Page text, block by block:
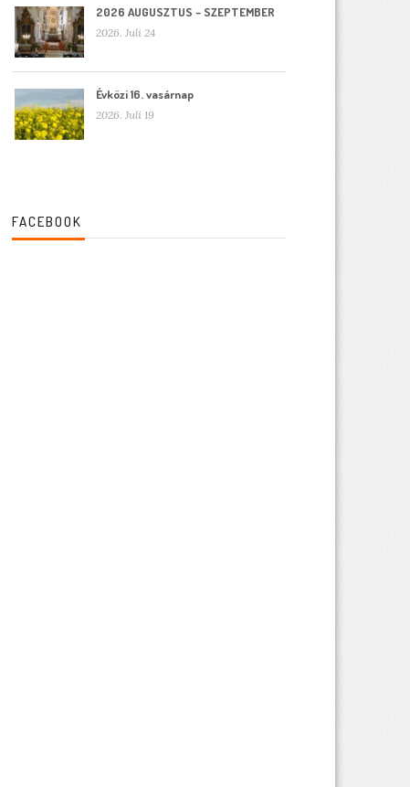
2026 AUGUSZTUS – SZEPTEMBER
2026. Juli 24
Évközi 16. vasárnap
2026. Juli 19
FACEBOOK